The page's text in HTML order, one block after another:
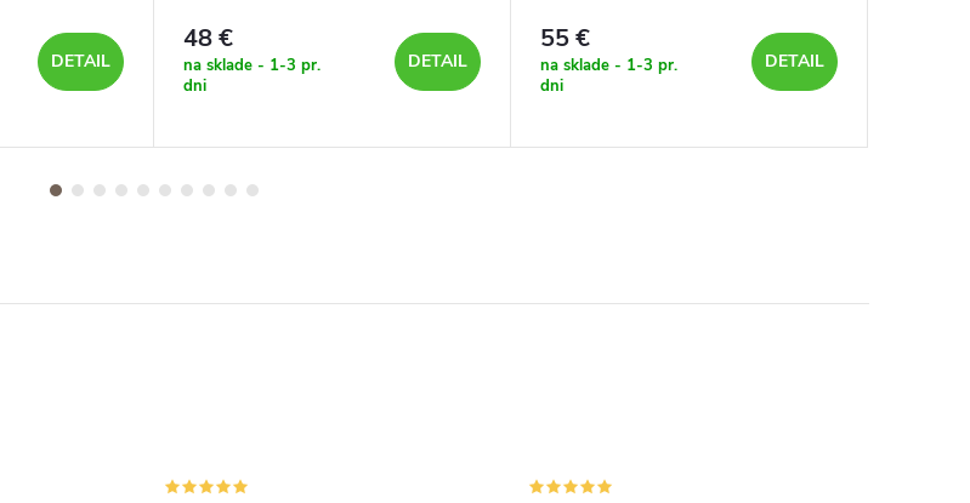
DETAIL
48 €
na sklade - 1-3 pr.
dni
DETAIL
55 €
na sklade - 1-3 pr.
dni
DETAIL